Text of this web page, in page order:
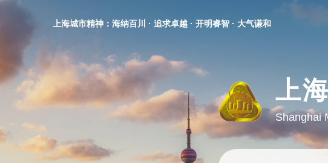
明
网
站
上海城市精神：海纳百川 · 追求卓越 · 开明睿智 · 大气谦和
上
Shanghai